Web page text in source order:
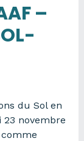
–
du Sol en
23 novembre
comme